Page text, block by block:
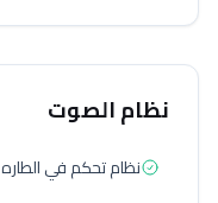
نظام الصوت
نظام تحكم في الطاره